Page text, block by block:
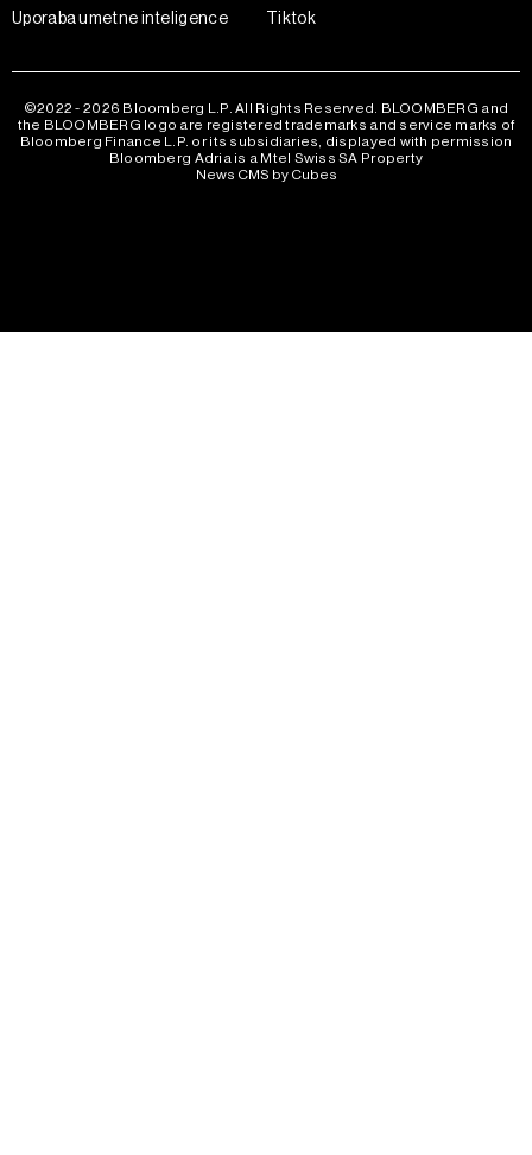
Uporaba umetne inteligence Tiktok
©2022 - 2026 Bloomberg L.P. All Rights Reserved. BLOOMBERG and
the BLOOMBERG logo are registered trademarks and service marks of
Bloomberg Finance L.P. or its subsidiaries, displayed with permission
Bloomberg Adria is a Mtel Swiss SA Property
News CMS by Cubes